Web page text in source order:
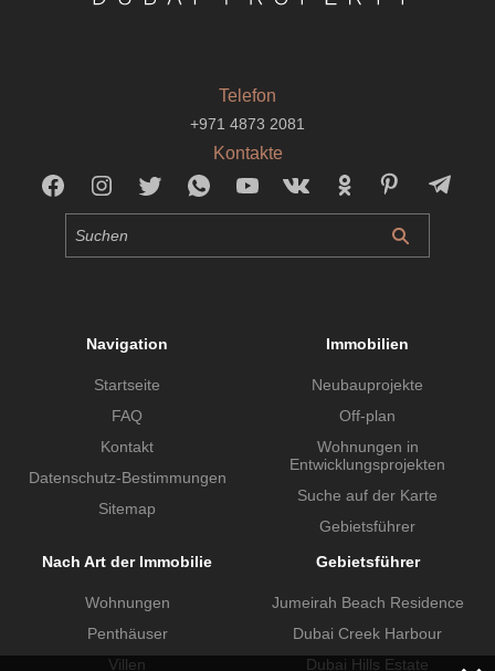
Telefon
+971 4873 2081
Kontakte
Navigation
Startseite
FAQ
Kontakt
Datenschutz-Bestimmungen
Sitemap
Immobilien
Neubauprojekte
Off-plan
Wohnungen in
Entwicklungsprojekten
Suche auf der Karte
Gebietsführer
Nach Art der Immobilie
Wohnungen
Penthäuser
Villen
Gebietsführer
Jumeirah Beach Residence
Dubai Creek Harbour
Dubai Hills Estate